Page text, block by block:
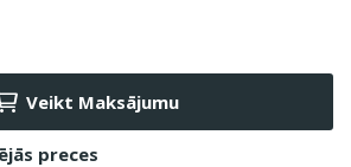
Veikt Maksājumu
preces